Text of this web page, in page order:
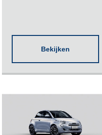
Bekijken